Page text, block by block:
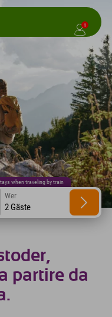
1
when traveling by train
Wer
2 Gäste
partire da